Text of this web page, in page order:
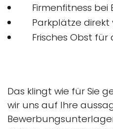
Firmenfitness bei
Parkplätze direkt
Frisches Obst
Das klingt wie für Sie
wir uns auf Ihre